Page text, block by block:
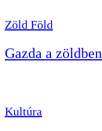
Zöld Föld
Gazda a zöldben
Kultúra